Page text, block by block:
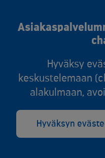
Hyväksy
keskustelemaan
alakulmaan,
Hyväksyn